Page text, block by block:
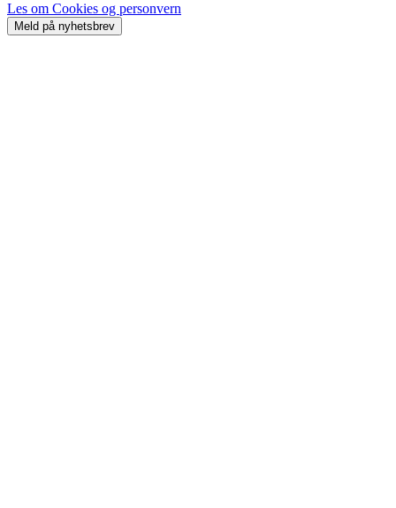
Les om Cookies og personvern
Meld på nyhetsbrev